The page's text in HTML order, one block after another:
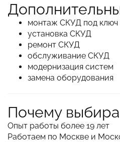
монтаж СКУД под ключ
установка СКУД
ремонт СКУД
обслуживание СКУД
модернизация систем
замена оборудования
Почему
Опыт работы более 19 лет
Работаем по Москве и